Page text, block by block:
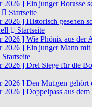
2026 ] Ein junger Borusse
Startseite
2026 ] Historisch gesehen
Startseite
2026 ] Wie Phönix aus der
2026 ] Ein junger Mann mit
Startseite
2026 ] Drei Siege für die
2026 ] Den Mutigen gehört
2026 ] Doppelpass aus